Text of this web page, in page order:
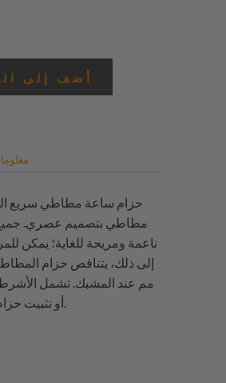
أضف إلى
حزام ساعة مطاطي سريع
مطاطي بتصميم عصري. جميع
ناعمة ومريحة للغاية؛ يمكن
مم عند المشبك. تشمل الأشرطة
أو تثبيت حزام الساعة في ثوانٍ دون استخدام أي أدوات.